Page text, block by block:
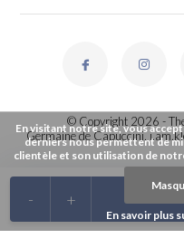
+
-
© Copyright 2026 -
Germaine de Capuccini,
En visitant notre site, vous
derniers nous permettent de
clientèle et son utilisation de
En savoir plus